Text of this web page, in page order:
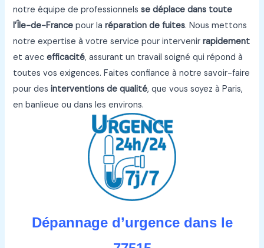
notre équipe de professionnelsse déplace dans toute
l’Île-de-France pour laréparation de fuites. Nous mettons
notre expertise à votre service pour intervenirrapidement
et avecefficacité, assurant un travail soigné qui répond à
toutes vos exigences. Faites confiance à notre savoir-faire
pour desinterventions de qualité, que vous soyez à Paris,
en banlieue ou dans les environs.
Dépannage d’urgence dans le